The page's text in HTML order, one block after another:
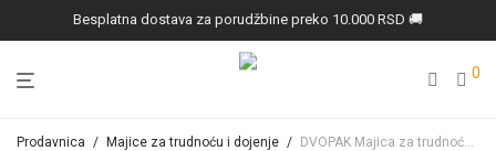
Besplatna dostava za porudžbine preko 10.000 RSD 🚚
0
Prodavnica / Majice za trudnoću i dojenje / DVOPAK Majica za trudnoću i dojenje bez rukava